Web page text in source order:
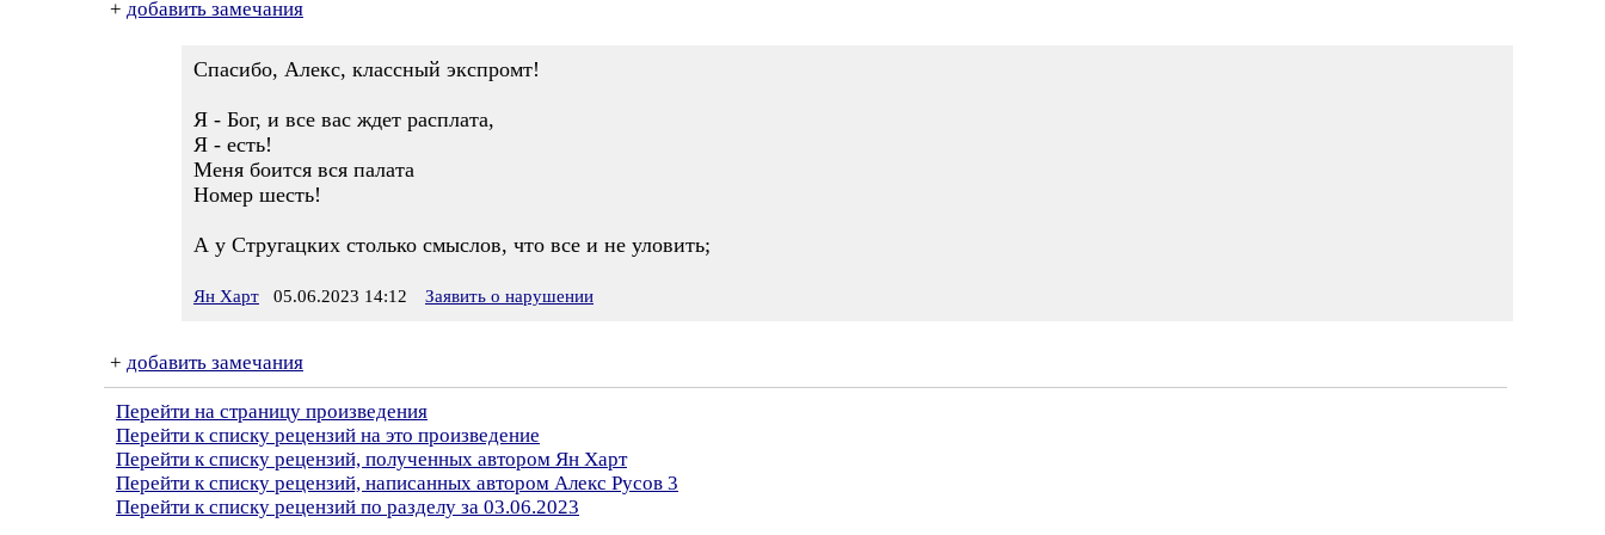
+ добавить замечания
Спасибо, Алекс, классный экспромт!
Я - Бог, и все вас ждет расплата,
Я - есть!
Меня боится вся палата
Номер шесть!
А у Стругацких столько смыслов, что все и не уловить;
Ян Харт 05.06.2023 14:12 Заявить о нарушении
+ добавить замечания
Перейти на страницу произведения
Перейти к списку рецензий на это произведение
Перейти к списку рецензий, полученных автором Ян Харт
Перейти к списку рецензий, написанных автором Алекс Русов 3
Перейти к списку рецензий по разделу за 03.06.2023